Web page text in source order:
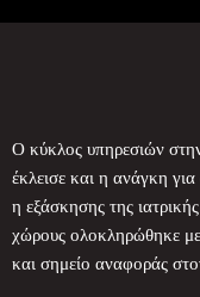
Ο κύκλος υπηρεσιών
έκλεισε και η ανάγκη
η εξάσκησης της
χώρους ολοκληρώθηκε
και σημείο αναφοράς